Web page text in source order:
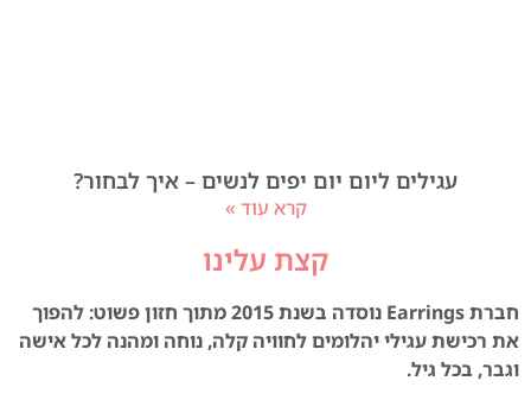
עגילים ליום יום יפים לנשים – איך לבחור?
קרא עוד »
קצת עלינו
חברת Earrings נוסדה בשנת 2015 מתוך חזון פשוט: להפוך
את רכישת עגילי יהלומים לחוויה קלה, נוחה ומהנה לכל אישה
וגבר, בכל גיל.